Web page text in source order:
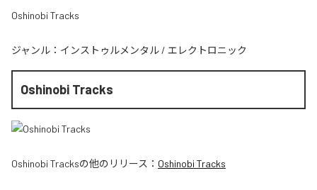
Oshinobi Tracks
ジャンル： インストゥルメンタル / エレクトロニック
Oshinobi Tracks
Oshinobi Tracksの他のリリース： Oshinobi Tracks